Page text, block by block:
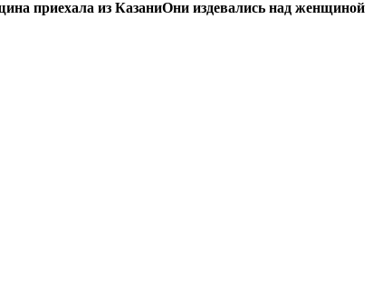
приехала из КазаниОни издевались над женщиной